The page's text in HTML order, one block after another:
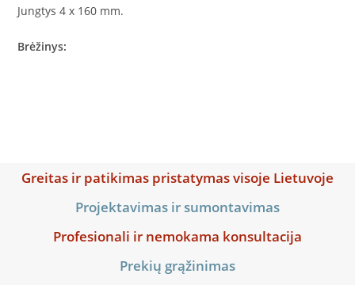
Jungtys 4 x 160 mm.
Brėžinys:
Greitas ir patikimas pristatymas visoje Lietuvoje
Projektavimas ir sumontavimas
Profesionali ir nemokama konsultacija
Prekių grąžinimas